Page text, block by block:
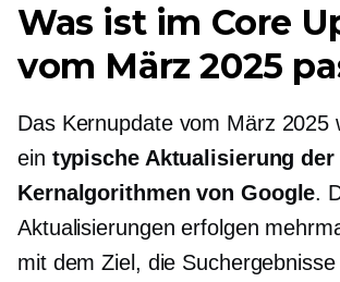
Was ist im Core
vom März 2025
Das Kernupdate vom März 2025
ein typische Aktualisierung der
Kernalgorithmen von Google.
Aktualisierungen erfolgen
mit dem Ziel, die